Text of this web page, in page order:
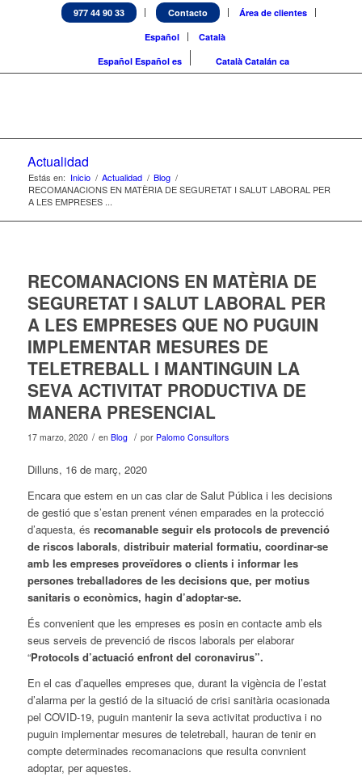
977 44 90 33 Contacto
Área de clientes
Español
Català
Español Español es Català Catalán ca
Actualidad
Estás en: Inicio / Actualidad / Blog /
RECOMANACIONS EN MATÈRIA DE SEGURETAT I SALUT LABORAL PER
A LES EMPRESES ...
RECOMANACIONS EN MATÈRIA DE
SEGURETAT I SALUT LABORAL PER
A LES EMPRESES QUE NO PUGUIN
IMPLEMENTAR MESURES DE
TELETREBALL I MANTINGUIN LA
SEVA ACTIVITAT PRODUCTIVA DE
MANERA PRESENCIAL
17 marzo, 2020 / en Blog / por Palomo Consultors
Dilluns, 16 de març, 2020
Encara que estem en un cas clar de Salut Pública i les decisions
de gestió que s’estan prenent vénen emparades en la protecció
d’aquesta, és recomanable seguir els protocols de prevenció
de riscos laborals, distribuir material formatiu, coordinar-se
amb les empreses proveïdores o clients i informar les
persones treballadores de les decisions que, per motius
sanitaris o econòmics, hagin d’adoptar-se.
És convenient que les empreses es posin en contacte amb els
seus serveis de prevenció de riscos laborals per elaborar
“Protocols d’actuació enfront del coronavirus”.
En el cas d’aquelles empreses que, durant la vigència de l’estat
d’alarma per la gestió de la situació de crisi sanitària ocasionada
pel COVID-19, puguin mantenir la seva activitat productiva i no
puguin implementar mesures de teletreball, hauran de tenir en
compte determinades recomanacions que resulta convnient
adoptar, per aquestes.